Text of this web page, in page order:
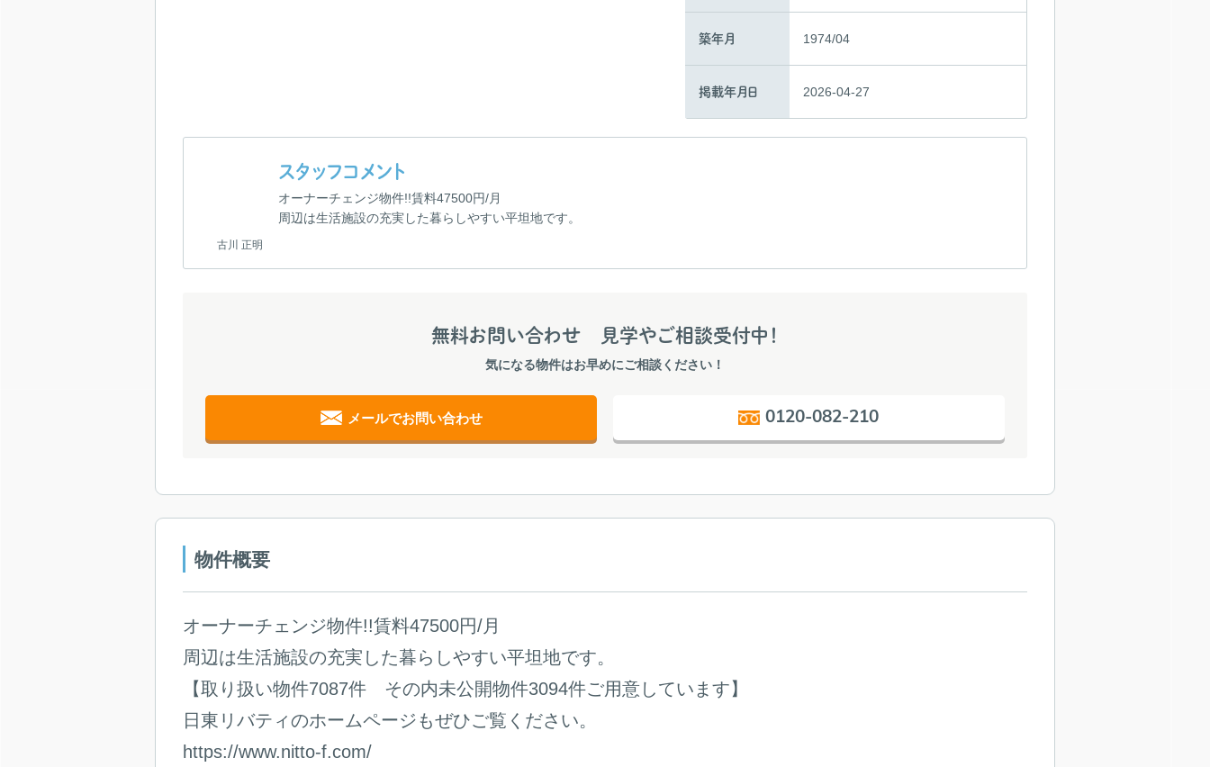
築年月 1974/04
掲載年月日 2026-04-27
古川 正明
スタッフコメント
オーナーチェンジ物件!!賃料47500円/月
周辺は生活施設の充実した暮らしやすい平坦地です。
無料お問い合わせ 見学やご相談受付中！
気になる物件はお早めにご相談ください！
メールでお問い合わせ 0120-082-210
物件概要
オーナーチェンジ物件!!賃料47500円/月
周辺は生活施設の充実した暮らしやすい平坦地です。
【取り扱い物件7087件 その内未公開物件3094件ご用意しています】
日東リバティのホームページもぜひご覧ください。
https://www.nitto-f.com/